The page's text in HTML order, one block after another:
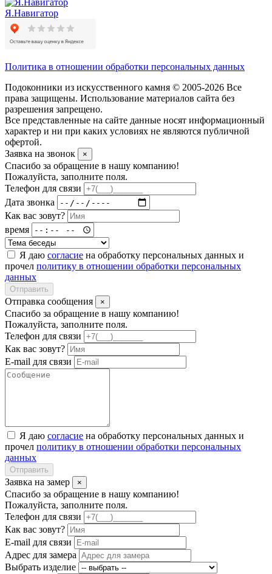
Я.Навигатор
Политика в отношении обработки персональных данных
Подоконники из искусственного камня © 2005-2026 Все
права защищены. Использование материалов сайта без
разрешения запрещено.
Все представленные на сайте данные носят информационный
характер и ни при каких условиях не являются публичной
офертой.
Заявка на звонок
×
Спасибо за обращение в нашу компанию!
Пожалуйста, заполните поля.
Телефон для связи
Дата звонка
Как вас зовут?
время
Я даю согласие на обработку персональных данных и
прочел политику в отношении обработки персональных
данных
Отправить
Отправка сообщения ×
Спасибо за обращение в нашу компанию!
Пожалуйста, заполните поля.
Телефон для связи
Как вас зовут?
E-mail для связи
Я даю согласие на обработку персональных данных и
прочел политику в отношении обработки персональных
данных
Отправить
Заявка на замер ×
Спасибо за обращение в нашу компанию!
Пожалуйста, заполните поля.
Телефон для связи
Как вас зовут?
E-mail для связи
Адрес для замера
Выбрать изделие